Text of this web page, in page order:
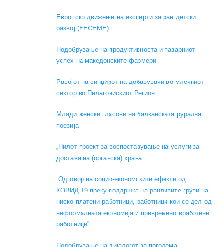
Европско движење на експерти за ран детски
развој (EECEME)
Подобрување на продуктивноста и пазарниот
успех на македонските фармери
Равојот на синџирот на добавувачи во млечниот
сектор во Пелагонискиот Регион
Mлади женски гласови на балканската рурална
поезија
„Пилот проект за воспоставување на услуги за
достава на (органска) храна
„Одговор на социо-економските ефекти од
КОВИД-19 преку поддршка на ранливите групи на
ниско-платени работници, работници кои се дел од
неформалната економија и привремено вработени
работници”
Подобрување на дијалогот за поголема